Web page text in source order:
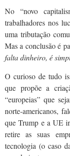
No “novo
trabalhadores nos
uma tributação
Mas a conclusão é
falta dinheiro, é
O curioso de tudo
que propõe a
“europeias” que
norte-americanos,
que Trump e a UE
retire as suas
tecnologia (o caso